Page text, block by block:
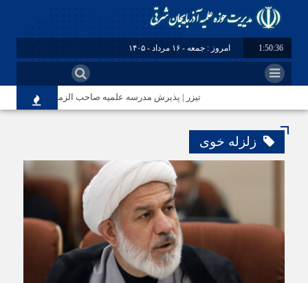
1:50:36 امروز : جمعه - ۱۶ مرداد - ۱۴۰۵
تیزر | پذیرش مدرسه علمیه صاحب الزمان(عج) مرند
زلزله خوی